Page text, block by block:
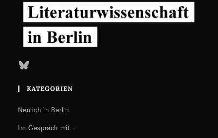
Bluesky
KATEGORIEN
Neulich in Berlin
Im Gespräch mit …